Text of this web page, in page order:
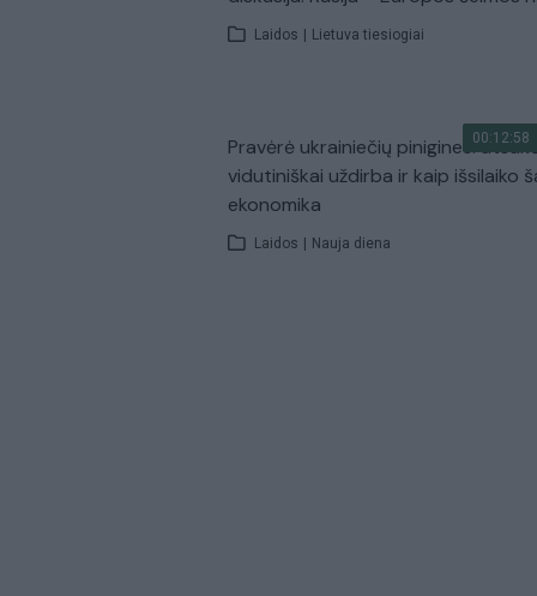
Laidos | Lietuva tiesiogiai
00:12:58
Pravėrė ukrainiečių pinigines:
vidutiniškai uždirba ir kaip išsilaiko
ekonomika
Laidos | Nauja diena